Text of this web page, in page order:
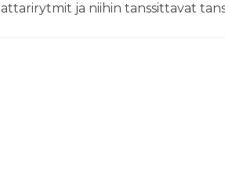
lattarirytmit ja niihin tanssittavat